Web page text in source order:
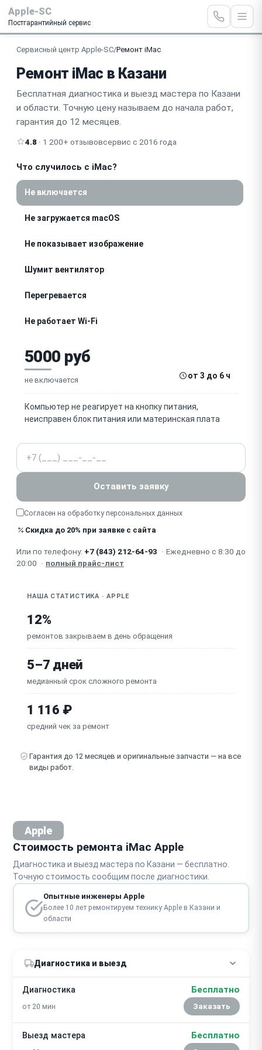
Apple-SC
Постгарантийный сервис
Сервисный центр Apple-SC/Ремонт iMac
Ремонт iMac в Казани
Бесплатная диагностика и выезд мастера по Казани
и области. Точную цену называем до начала работ,
гарантия до 12 месяцев.
4.8 · 1 200+ отзывовсервис с 2016 года
Что случилось с iMac?
Не включается
Не загружается macOS
Не показывает изображение
Шумит вентилятор
Перегревается
Не работает Wi-Fi
Не видит жёсткий диск
Разбит экран
Не включается подсветка экрана
Не работает USB
Не сохраняет дату и время
5000 руб
не включается от 3 до 6 ч
Компьютер не реагирует на кнопку питания,
неисправен блок питания или материнская плата
Телефон
Оставить заявку
Согласен на обработку персональных данных
Скидка до 20% при заявке с сайта
Или по телефону: +7 (843) 212-64-93 · Ежедневно с 8:30 до
20:00 · полный прайс-лист
НАША СТАТИСТИКА · APPLE
12%
ремонтов закрываем в день обращения
5–7 дней
медианный срок сложного ремонта
1 116 ₽
средний чек за ремонт
Гарантия до 12 месяцев и оригинальные запчасти — на все
виды работ.
Apple
Стоимость ремонта iMac Apple
Диагностика и выезд мастера по Казани — бесплатно.
Точную стоимость сообщим после диагностики.
Опытные инженеры Apple
Более 10 лет ремонтируем технику Apple в Казани и
области
Диагностика и выезд
Диагностика
от 20 мин
Бесплатно
Заказать
Выезд мастера Бесплатно